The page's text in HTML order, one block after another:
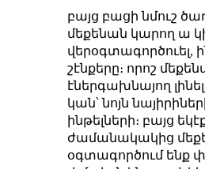
բայց բացի նմուշ
մեքենան կարող ա
վերօգտագործուել,
շէնքերը։ որոշ
էներգախնայող
կան՝ նոյն
ինթելների։ բայց
ժամանակակից
օգտագործում ենք